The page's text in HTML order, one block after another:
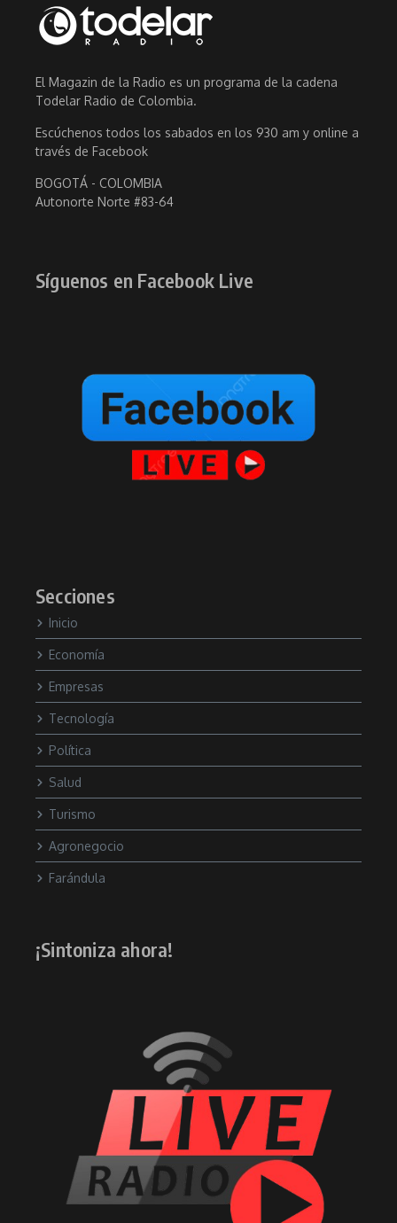
El Magazin de la Radio es un programa de la cadena
Todelar Radio de Colombia.
Escúchenos todos los sabados en los 930 am y online a
través de Facebook
BOGOTÁ - COLOMBIA
Autonorte Norte #83-64
Síguenos en Facebook Live
Secciones
Inicio
Economía
Empresas
Tecnología
Política
Salud
Turismo
Agronegocio
Farándula
¡Sintoniza ahora!